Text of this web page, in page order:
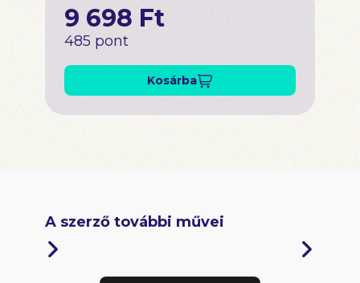
9 698 Ft
485 pont
Kosárba
A szerző további művei